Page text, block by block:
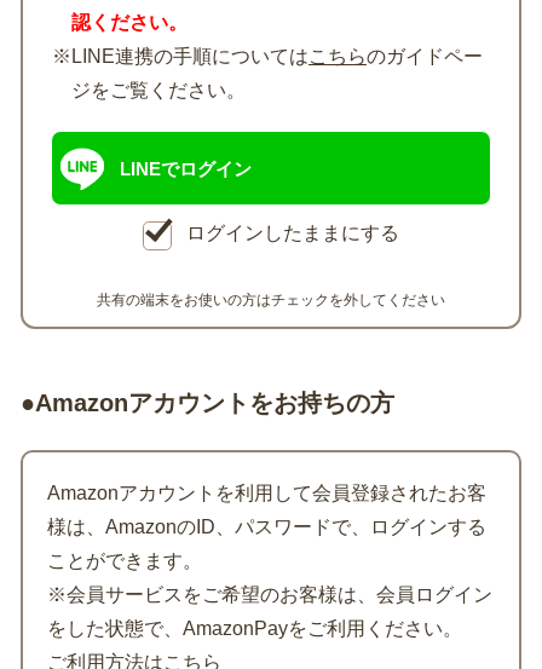
認ください。
※LINE連携の手順についてはこちらのガイドペー
ジをご覧ください。
LINEでログイン
ログインしたままにする
共有の端末をお使いの方はチェックを外してください
●Amazonアカウントをお持ちの方
Amazonアカウントを利用して会員登録されたお客
様は、AmazonのID、パスワードで、ログインする
ことができます。
※会員サービスをご希望のお客様は、会員ログイン
をした状態で、AmazonPayをご利用ください。
ご利用方法はこちら